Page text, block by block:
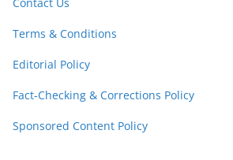
Terms & Conditions
Editorial Policy
Fact-Checking & Corrections Policy
Sponsored Content Policy